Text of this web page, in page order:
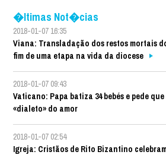
�ltimas Not�cias
2018-01-07 16:35
Viana: Transladação dos restos mortais
fim de uma etapa na vida da diocese
2018-01-07 09:43
Vaticano: Papa batiza 34 bebés e pede
«dialeto» do amor
2018-01-07 02:54
Igreja: Cristãos de Rito Bizantino